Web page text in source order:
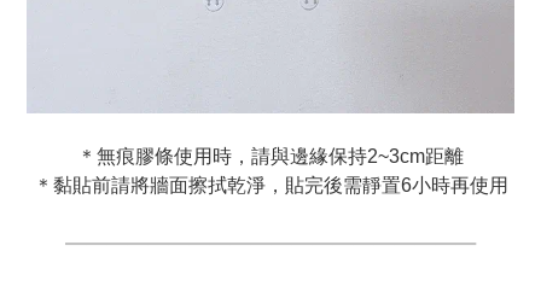
＊無痕膠條使用時，請與邊緣保持2~3cm距離
＊黏貼前請將牆面擦拭乾淨，貼完後需靜置6小時再使用
━━━━━━━━━━━━━━━━━━━━